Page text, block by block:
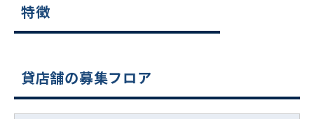
特徴
貸店舗の募集フロア